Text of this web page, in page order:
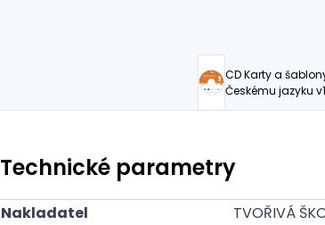
CD Karty a
Českému jazyku
Technické parametry
Nakladatel
TVOŘIVÁ